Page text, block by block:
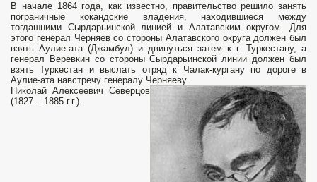
В начале 1864 года, как известно, правительство решило занять
пограничные кокандские владения, находившиеся между
тогдашними Сырдарьинской линией и Алатавским округом. Для
этого генерал Черняев со стороны Алатавского округа должен был
взять Аулие-ата (Джамбул) и двинуться затем к г. Туркестану, а
генерал Веревкин со стороны Сырдарьинской линии должен был
взять Туркестан и выслать отряд к Чалак-кургану по дороге в
Аулие-ата навстречу генералу Черняеву.
Николай Алексеевич Северцов
(1827 – 1885 г.г.).